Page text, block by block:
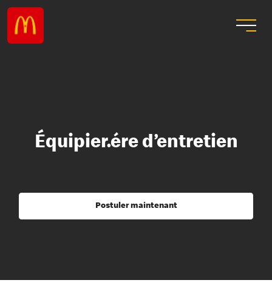
Équipier.ére d’entretien
Postuler maintenant